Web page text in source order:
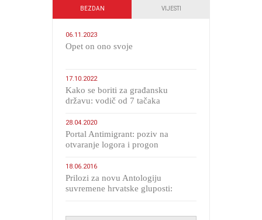
BEZDAN VIJESTI
06.11.2023
​Opet on ono svoje
17.10.2022
Kako se boriti za građansku
državu: vodič od 7 tačaka
28.04.2020
Portal Antimigrant: poziv na
otvaranje logora i progon
18.06.2016
Prilozi za novu Antologiju
suvremene hrvatske gluposti: